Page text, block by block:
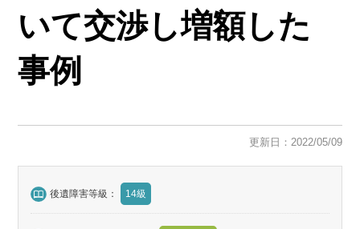
いて交渉し増額した
事例
更新日：2022/05/09
後遺障害等級： 14級